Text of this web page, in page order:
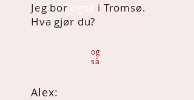
Jeg bor
i Tromsø.
Hva gjør du?
og
så
Alex: